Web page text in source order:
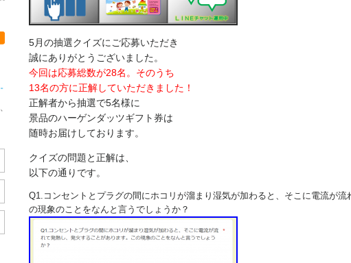
5月の抽選クイズにご応募いただき
誠にありがとうございました。
今回は応募総数が28名。そのうち
13名の方に正解していただきました！
正解者から抽選で5名様に
景品のハーゲンダッツギフト券は
随時お届けしております。
クイズの問題と正解は、
以下の通りです。
Q1.コンセントとプラグの間にホコリが溜まり湿気が加わると、そこに電流が
の現象のことをなんと言うでしょうか？